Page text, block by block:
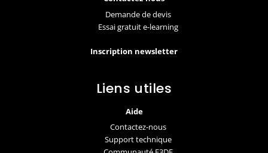
Demande de devis
Essai gratuit e-learning
Inscription newsletter
Liens utiles
Aide
Contactez-nous
Support technique